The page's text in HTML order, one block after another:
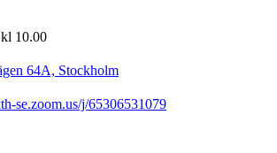
10.00
64A, Stockholm
se.zoom.us/j/65306531079